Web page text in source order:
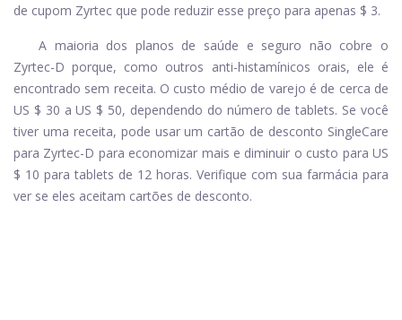
de cupom Zyrtec que pode reduzir esse preço para apenas $ 3.
A maioria dos planos de saúde e seguro não cobre o
Zyrtec-D porque, como outros anti-histamínicos orais, ele é
encontrado sem receita. O custo médio de varejo é de cerca de
US $ 30 a US $ 50, dependendo do número de tablets. Se você
tiver uma receita, pode usar um cartão de desconto SingleCare
para Zyrtec-D para economizar mais e diminuir o custo para US
$ 10 para tablets de 12 horas. Verifique com sua farmácia para
ver se eles aceitam cartões de desconto.